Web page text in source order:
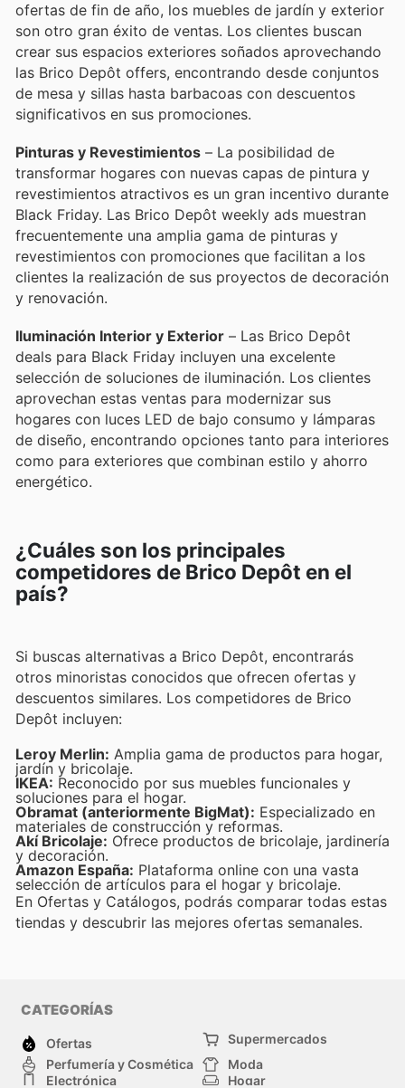
ofertas de fin de año, los muebles de jardín y exterior
son otro gran éxito de ventas. Los clientes buscan
crear sus espacios exteriores soñados aprovechando
las Brico Depôt offers, encontrando desde conjuntos
de mesa y sillas hasta barbacoas con descuentos
significativos en sus promociones.
Pinturas y Revestimientos – La posibilidad de
transformar hogares con nuevas capas de pintura y
revestimientos atractivos es un gran incentivo durante
Black Friday. Las Brico Depôt weekly ads muestran
frecuentemente una amplia gama de pinturas y
revestimientos con promociones que facilitan a los
clientes la realización de sus proyectos de decoración
y renovación.
Iluminación Interior y Exterior – Las Brico Depôt
deals para Black Friday incluyen una excelente
selección de soluciones de iluminación. Los clientes
aprovechan estas ventas para modernizar sus
hogares con luces LED de bajo consumo y lámparas
de diseño, encontrando opciones tanto para interiores
como para exteriores que combinan estilo y ahorro
energético.
¿Cuáles son los principales
competidores de Brico Depôt en el
país?
Si buscas alternativas a Brico Depôt, encontrarás
otros minoristas conocidos que ofrecen ofertas y
descuentos similares. Los competidores de Brico
Depôt incluyen:
Leroy Merlin: Amplia gama de productos para hogar,
jardín y bricolaje.
IKEA: Reconocido por sus muebles funcionales y
soluciones para el hogar.
Obramat (anteriormente BigMat): Especializado en
materiales de construcción y reformas.
Akí Bricolaje: Ofrece productos de bricolaje, jardinería
y decoración.
Amazon España: Plataforma online con una vasta
selección de artículos para el hogar y bricolaje.
En Ofertas y Catálogos, podrás comparar todas estas
tiendas y descubrir las mejores ofertas semanales.
CATEGORÍAS
Ofertas
Supermercados
Perfumería y Cosmética
Moda
Electrónica
Hogar